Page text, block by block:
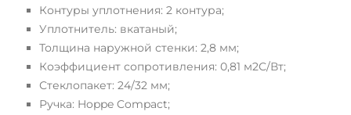
Контуры уплотнения: 2 контура;
Уплотнитель: вкатаный;
Толщина наружной стенки: 2,8 мм;
Коэффициент сопротивления: 0,81 м2С/Вт;
Стеклопакет: 24/32 мм;
Ручка: Hoppe Compact;